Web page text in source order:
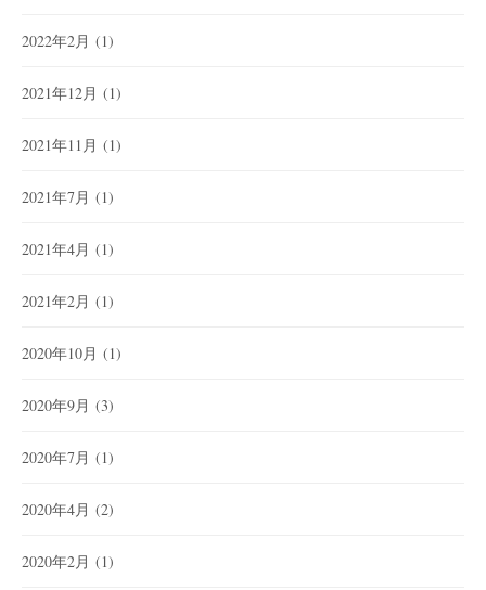
2022年2月 (1)
2021年12月 (1)
2021年11月 (1)
2021年7月 (1)
2021年4月 (1)
2021年2月 (1)
2020年10月 (1)
2020年9月 (3)
2020年7月 (1)
2020年4月 (2)
2020年2月 (1)